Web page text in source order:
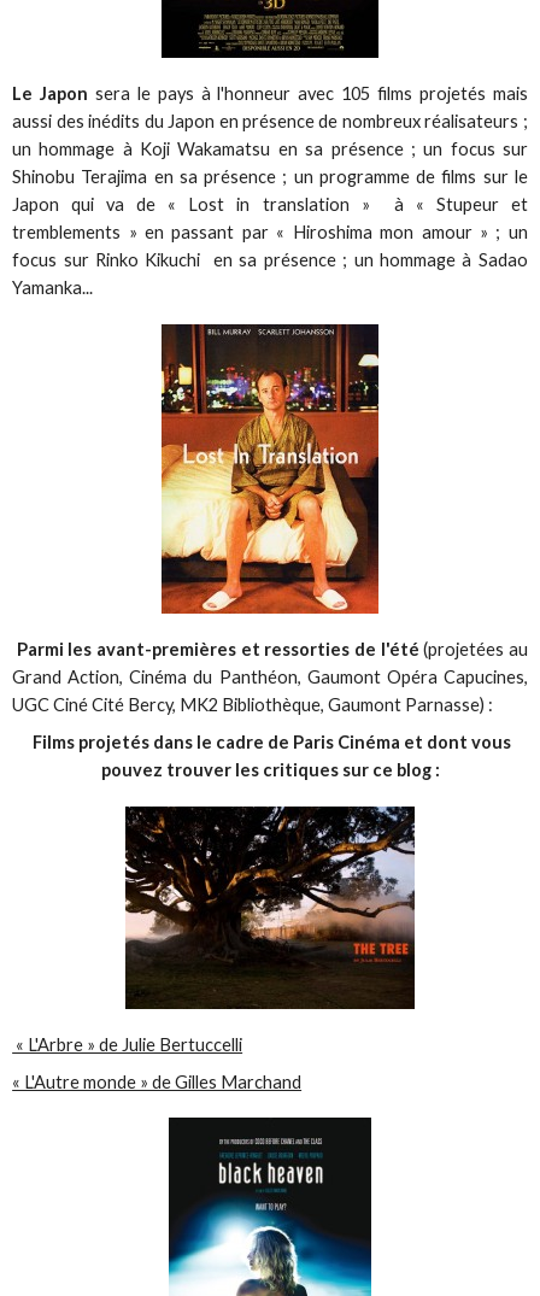
Le Japon sera le pays à l'honneur avec 105 films projetés mais
aussi des inédits du Japon en présence de nombreux réalisateurs ;
un hommage à Koji Wakamatsu en sa présence ; un focus sur
Shinobu Terajima en sa présence ; un programme de films sur le
Japon qui va de « Lost in translation » à « Stupeur et
tremblements » en passant par « Hiroshima mon amour » ; un
focus sur Rinko Kikuchi en sa présence ; un hommage à Sadao
Yamanka...
Parmi les avant-premières et ressorties de l'été (projetées au
Grand Action, Cinéma du Panthéon, Gaumont Opéra Capucines,
UGC Ciné Cité Bercy, MK2 Bibliothèque, Gaumont Parnasse) :
Films projetés dans le cadre de Paris Cinéma et dont vous
pouvez trouver les critiques sur ce blog :
« L'Arbre » de Julie Bertuccelli
« L'Autre monde » de Gilles Marchand